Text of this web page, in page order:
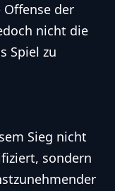
der
nicht die
Spiel zu
Sieg nicht
sondern